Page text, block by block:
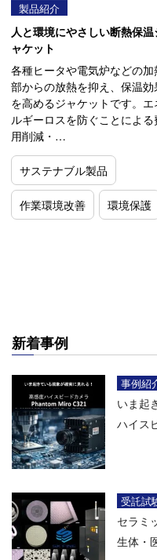
製品紹介
人と環境にやさしい断熱保温
ャケット
各種ヒータや電気炉などの加
部からの放熱を抑え、保温効
を高めるジャケットです。エ
ルギーロスを防ぐことによる
用削減・…
サステナブル製品
作業環境改善 環境保護
新着事例
事例紹
いま起
ハイス
受託試
セラミ
生体・